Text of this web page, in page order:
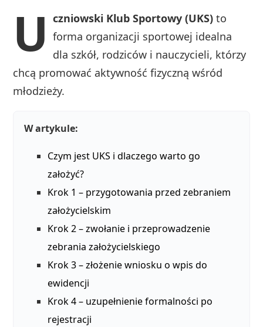
U czniowski Klub Sportowy (UKS) to
forma organizacji sportowej idealna
dla szkół, rodziców i nauczycieli, którzy
chcą promować aktywność fizyczną wśród
młodzieży.
W artykule:
Czym jest UKS i dlaczego warto go
założyć?
Krok 1 – przygotowania przed zebraniem
założycielskim
Krok 2 – zwołanie i przeprowadzenie
zebrania założycielskiego
Krok 3 – złożenie wniosku o wpis do
ewidencji
Krok 4 – uzupełnienie formalności po
rejestracji